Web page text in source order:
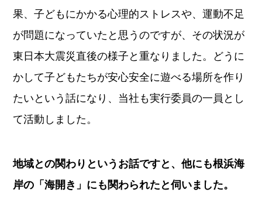
果、子どもにかかる心理的ストレスや、運動不足
が問題になっていたと思うのですが、その状況が
東日本大震災直後の様子と重なりました。どうに
かして子どもたちが安心安全に遊べる場所を作り
たいという話になり、当社も実行委員の一員とし
て活動しました。
地域との関わりというお話ですと、他にも根浜海
岸の「海開き」にも関わられたと伺いました。